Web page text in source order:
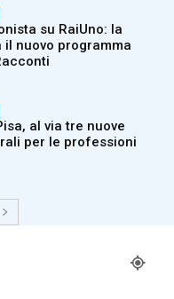
su RaiUno: la
nuovo programma
al via tre nuove
per le professioni